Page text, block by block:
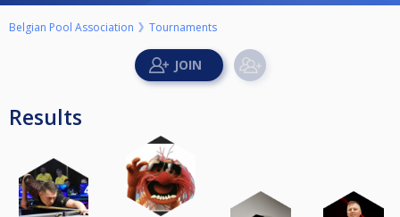
Belgian Pool Association Tournaments
Results